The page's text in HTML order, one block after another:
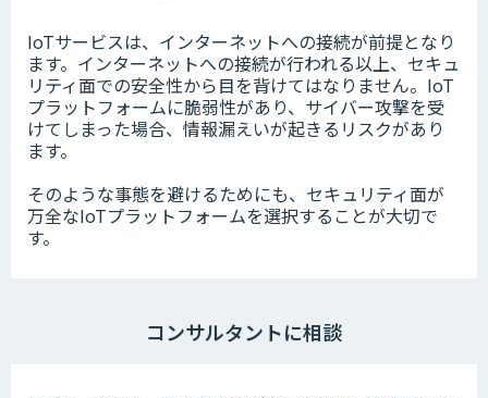
IoTサービスは、インターネットへの接続が前提となり
ます。インターネットへの接続が行われる以上、セキュ
リティ面での安全性から目を背けてはなりません。IoT
プラットフォームに脆弱性があり、サイバー攻撃を受
けてしまった場合、情報漏えいが起きるリスクがあり
ます。
そのような事態を避けるためにも、セキュリティ面が
万全なIoTプラットフォームを選択することが大切で
す。
コンサルタントに相談